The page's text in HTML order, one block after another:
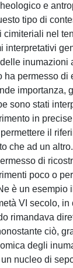
e
tipo di
nel
interpretativi
inumazioni
permesso di
importanza,
sono stati
in
il
che ad un
di
poco o
è un esempio
VI secolo, in
rimandava
ciò,
degli
nucleo di